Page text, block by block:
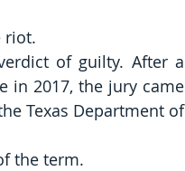
riot.
of guilty. After a
in 2017, the jury came
Texas Department of
the term.